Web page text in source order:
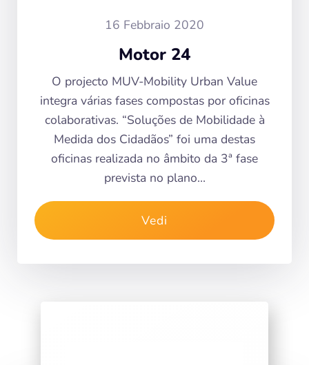
16 Febbraio 2020
Motor 24
O projecto MUV-Mobility Urban Value
integra várias fases compostas por oficinas
colaborativas. “Soluções de Mobilidade à
Medida dos Cidadãos” foi uma destas
oficinas realizada no âmbito da 3ª fase
prevista no plano…
Vedi